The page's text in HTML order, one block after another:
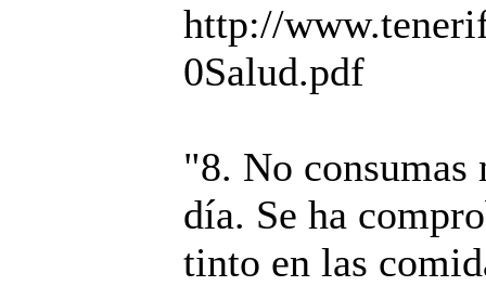
http://
0Salud.pdf
"8. No consumas
día. Se ha
tinto en las